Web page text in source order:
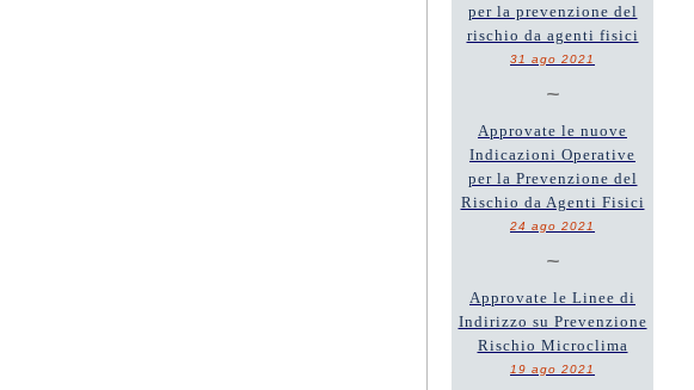
per la prevenzione del
rischio da agenti fisici
31 ago 2021
~
Approvate le nuove
Indicazioni Operative
per la Prevenzione del
Rischio da Agenti Fisici
24 ago 2021
~
Approvate le Linee di
Indirizzo su Prevenzione
Rischio Microclima
19 ago 2021